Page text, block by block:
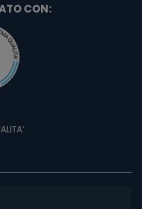
CON: